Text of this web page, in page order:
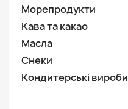
Морепродукти
Кава та какао
Масла
Снеки
Кондитерські вироби